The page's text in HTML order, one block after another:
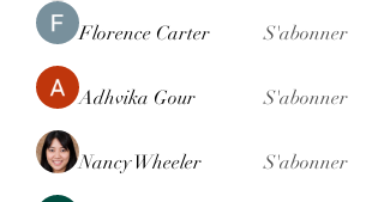
Florence Carter S'abonner
Adhvika Gour S'abonner
Nancy Wheeler S'abonner